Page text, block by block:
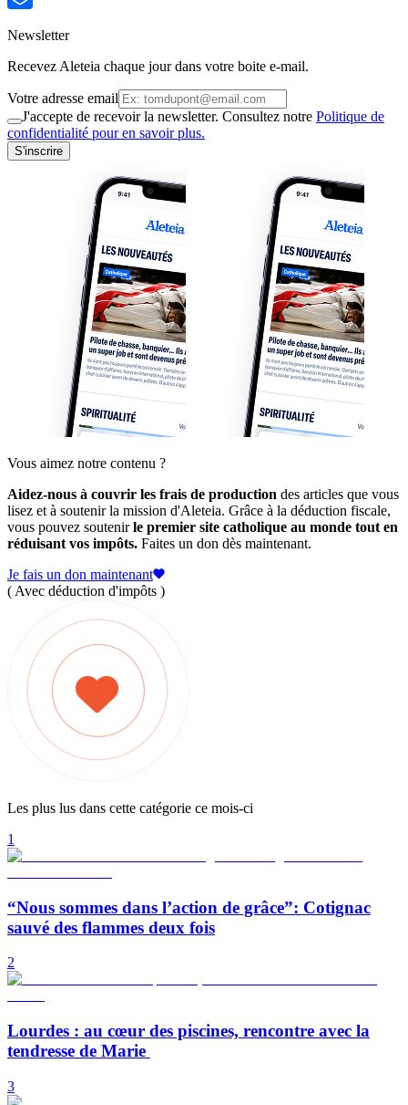
Newsletter
Recevez Aleteia chaque jour dans votre boite e-mail.
Votre adresse email
J'accepte de recevoir la newsletter. Consultez notre Politique de
confidentialité pour en savoir plus.
S'inscrire
Vous aimez notre contenu ?
Aidez-nous à couvrir les frais de production des articles que vous
lisez et à soutenir la mission d'Aleteia. Grâce à la déduction fiscale,
vous pouvez soutenirle premier site catholique au monde tout en
réduisant vos impôts. Faites un don dès maintenant.
Je fais un don maintenant
( Avec déduction d'impôts )
Les plus lus dans cette catégorie ce mois-ci
1
“Nous sommes dans l’action de grâce”: Cotignac
sauvé des flammes deux fois
2
Lourdes : au cœur des piscines, rencontre avec la
tendresse de Marie
3